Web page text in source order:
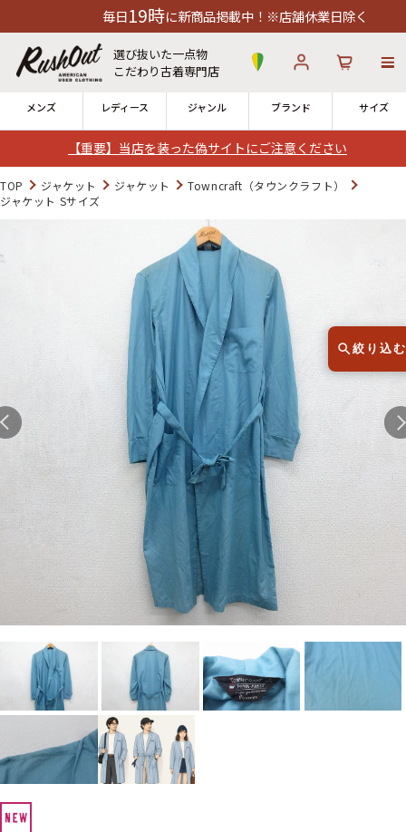
【重要】当店を装った偽サイトにご注意ください
に新商品掲載中！※店舗休業日除く
選び抜いた一点物
こだわり古着専門店
メンズ レディース ジャンル ブランド サイズ
ログイン
12時までのご注文で当日出荷！
※対応不可：日祝、長期休暇、セール
Search by Hotword今週のHOTワード（7/29〜8/4）
Tシャツ USA製 2 映画 ミリタリー 4 スターウォーズ
5 ラルフローレン 大きいサイズ アニメ 8 ディズニー
Search by Brandブランドから探す
ラルフ ローレン
ス
チャンピオン
パタゴニア
カーハート
アディダス
TOP ジャケット ジャケット
Towncraft（タウンクラフト）
ジャケット Sサイズ
絞り込む